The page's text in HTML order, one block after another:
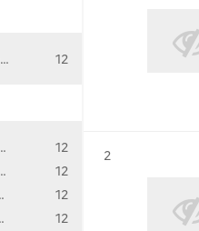
12
12
12
12
12
Résultat n°
2